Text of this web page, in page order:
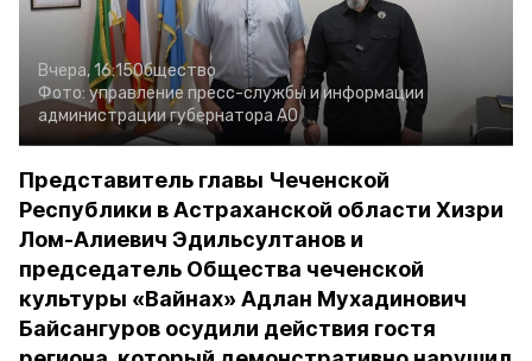
Вчера, 16:15Общество
Фото: управление пресс-службы и информации
администрации губернатора АО
Представитель главы Чеченской
Республики в Астраханской области Хизри
Лом-Алиевич Эдильсултанов и
председатель Общества чеченской
культуры «Вайнах» Адлан Мухадинович
Байсангуров осудили действия гостя